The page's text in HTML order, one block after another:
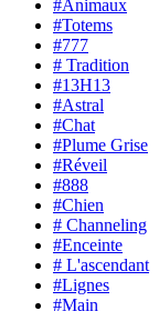
#Animaux
#Totems
#777
# Tradition
#13H13
#Astral
#Chat
#Plume Grise
#Réveil
#888
#Chien
# Channeling
#Enceinte
# L'ascendant
#Lignes
#Main